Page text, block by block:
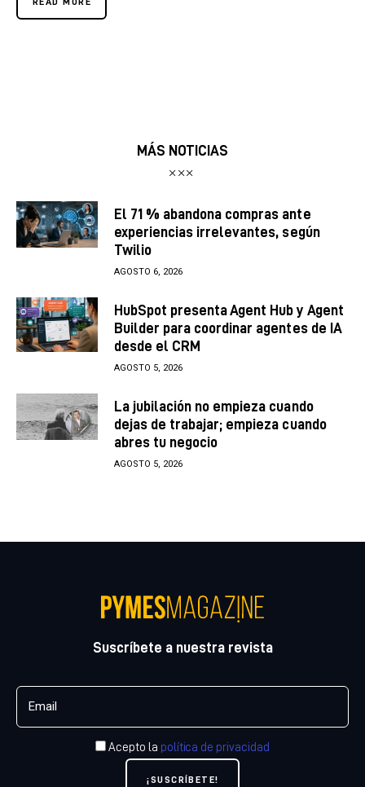
MÁS NOTICIAS
El 71 % abandona compras ante
experiencias irrelevantes, según
Twilio
AGOSTO 6, 2026
HubSpot presenta Agent Hub y Agent
Builder para coordinar agentes de IA
desde el CRM
AGOSTO 5, 2026
La jubilación no empieza cuando
dejas de trabajar; empieza cuando
abres tu negocio
AGOSTO 5, 2026
Suscríbete a nuestra revista
Acepto la política de privacidad